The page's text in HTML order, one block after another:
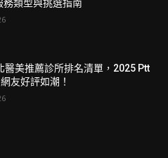
務類型與挑選指南
醫美推薦診所排名清單，2025 Ptt
友好評如潮！